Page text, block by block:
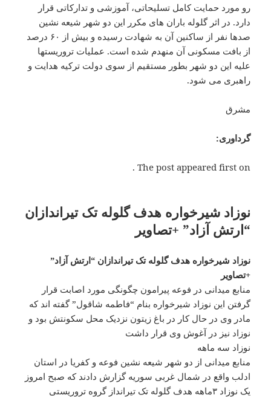
رو مورد حمایت کامل تسلیحاتی، آموزشی و تدارکاتی قرار
دارد. در اثر گلوله باران های مکرر این دو شهر شیعه نشین
صدها نفر از ساکنین آن به شهادت رسیده و بیش از ۶۰ درصد
از بافت مسکونی آن منهدم شده است. عملیات تروریستها
علیه این دو شهر بطور مستقیم از سوی دولت ترکیه هدایت و
راهبری می شود.
مشرق
گرداوری:
The post appeared first on .
نوزاد شیرخواره هدف گلوله تک تیراندازان
“ارتش آزاد” +تصاویر
نوزاد شیرخواره هدف گلوله تک تیراندازان “ارتش آزاد”
+تصاویر
منابع میدانی در فوعه پیرامون چگونگی مورد اصابت قرار
گرفتن این نوزاد شیرخواره بنام “فاطمه شاقول” گفته اند که
مادر وی در حال کار در باغ زیتون نزدیک محل سکونتش بود و
نوزاد نیز در آغوش وی قرار داشت
نوزاد سه ماهه
منابع میدانی از دو شهر شیعه نشین فوعه و کفریا در استان
ادلب واقع در شمال غربی سوریه گزارش دادند که صبح امروز
یک نوزاد ۳ماهه هدف گلوله تک تیرانداز گروه تروریستی